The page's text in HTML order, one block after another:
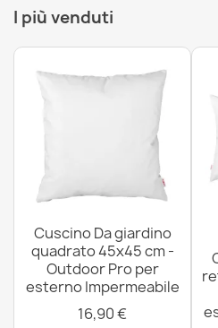
Tappeto TINE 75313C
irregolare grigio scuro /
Tappeto FUN Napkin
47,90 €
I più venduti
Cuscino Da giardino
quadrato 45x45 cm -
Outdoor Pro per
esterno Impermeabile
16,90 €